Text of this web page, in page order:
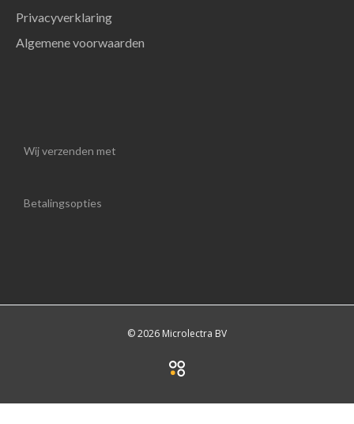
Privacyverklaring
Algemene voorwaarden
Wij verzenden met
Betalingsopties
© 2026 Microlectra BV